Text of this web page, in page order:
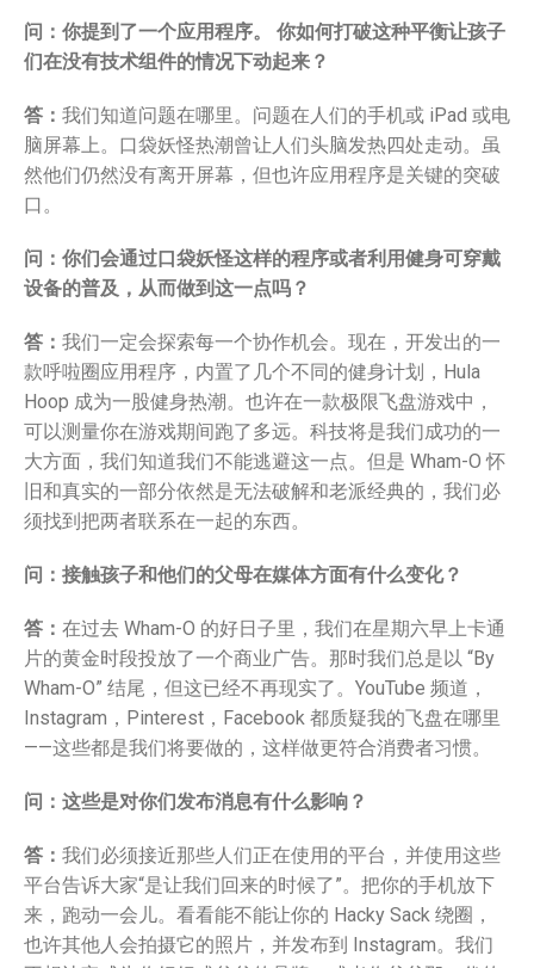
问：你提到了一个应用程序。 你如何打破这种平衡让孩子
们在没有技术组件的情况下动起来？
答： 我们知道问题在哪里。问题在人们的手机或 iPad 或电
脑屏幕上。口袋妖怪热潮曾让人们头脑发热四处走动。虽
然他们仍然没有离开屏幕，但也许应用程序是关键的突破
口。
问：你们会通过口袋妖怪这样的程序或者利用健身可穿戴
设备的普及，从而做到这一点吗？
答： 我们一定会探索每一个协作机会。现在，开发出的一
款呼啦圈应用程序，内置了几个不同的健身计划，Hula
Hoop 成为一股健身热潮。也许在一款极限飞盘游戏中，
可以测量你在游戏期间跑了多远。科技将是我们成功的一
大方面，我们知道我们不能逃避这一点。但是 Wham-O 怀
旧和真实的一部分依然是无法破解和老派经典的，我们必
须找到把两者联系在一起的东西。
问：接触孩子和他们的父母在媒体方面有什么变化？
答： 在过去 Wham-O 的好日子里，我们在星期六早上卡通
片的黄金时段投放了一个商业广告。那时我们总是以 “By
Wham-O” 结尾，但这已经不再现实了。YouTube 频道，
Instagram，Pinterest，Facebook 都质疑我的飞盘在哪里
——这些都是我们将要做的，这样做更符合消费者习惯。
问：这些是对你们发布消息有什么影响？
答： 我们必须接近那些人们正在使用的平台，并使用这些
平台告诉大家“是让我们回来的时候了”。把你的手机放下
来，跑动一会儿。看看能不能让你的 Hacky Sack 绕圈，
也许其他人会拍摄它的照片，并发布到 Instagram。我们